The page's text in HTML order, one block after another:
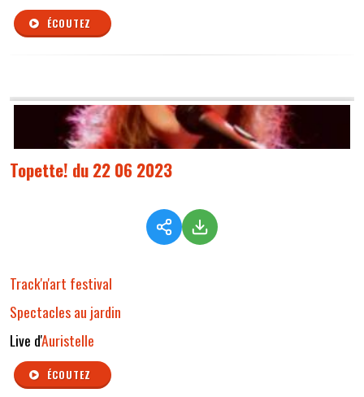
ÉCOUTEZ
Topette! du 22 06 2023
Track'n'art festival
Spectacles au jardin
Live d'Auristelle
ÉCOUTEZ